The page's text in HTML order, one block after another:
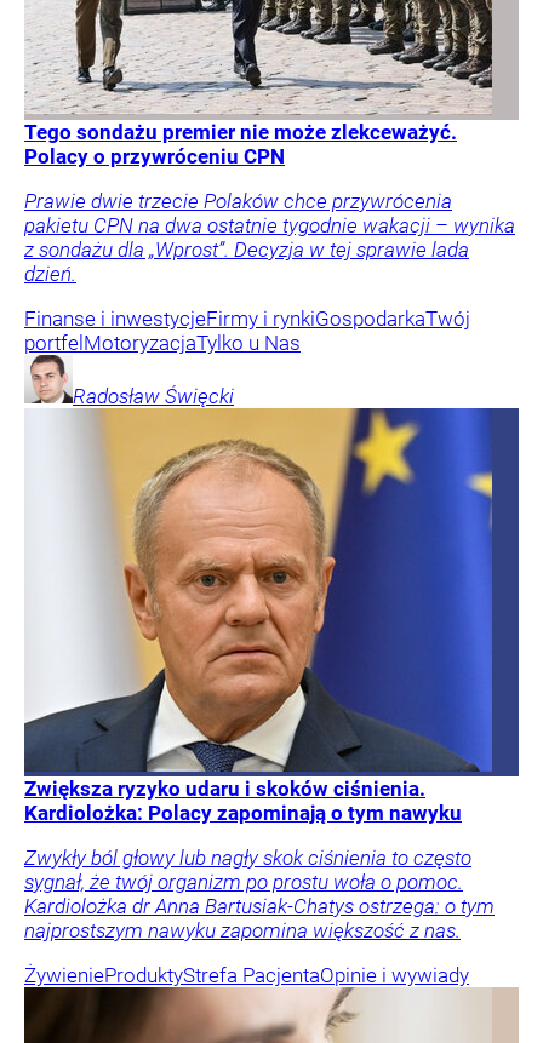
Tego sondażu premier nie może zlekceważyć.
Polacy o przywróceniu CPN
Prawie dwie trzecie Polaków chce przywrócenia
pakietu CPN na dwa ostatnie tygodnie wakacji – wynika
z sondażu dla „Wprost”. Decyzja w tej sprawie lada
dzień.
Finanse i inwestycjeFirmy i rynkiGospodarkaTwój
portfel MotoryzacjaTylko u Nas
Radosław Święcki
Zwiększa ryzyko udaru i skoków ciśnienia.
Kardiolożka: Polacy zapominają o tym nawyku
Zwykły ból głowy lub nagły skok ciśnienia to często
sygnał, że twój organizm po prostu woła o pomoc.
Kardiolożka dr Anna Bartusiak-Chatys ostrzega: o tym
najprostszym nawyku zapomina większość z nas.
ŻywienieProduktyStrefa PacjentaOpinie i wywiady